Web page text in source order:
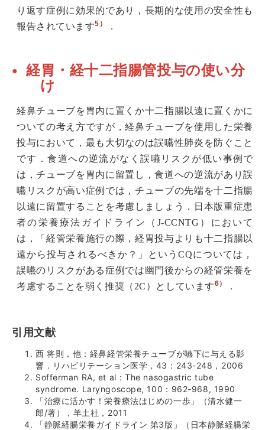
り返す症例に効果的であり，長期的な使用の安全性も
報告されています5） ．
経胃・経十二指腸管投与の使い分
け
経鼻チューブを胃内に置くか十二指腸以遠に置くかに
ついての考え方ですが，経鼻チューブを使用した栄養
投与において，最も大切なのは誤嚥性肺炎を防ぐこと
です．食道への逆流がなく誤嚥リスクが低い事例で
は，チューブを胃内に留置し，食道への逆流があり誤
嚥リスクが高い症例では，チューブの先端を十二指腸
以遠に留置することを考慮しましょう．日本版重症患
者の栄養療法ガイドライン（J-CCNTG）において
は，「経管栄養施行の際，経胃投与よりも十二指腸以
遠から投与されるべきか？」というCQについては，
誤嚥のリスクがある症例では幽門後からの経管栄養を
考慮することを弱く推奨（2C）としています6） ．
引用文献
西 将則，他：経鼻経管栄養チューブが嚥下に与える影
響．リハビリテーション医学，43：243-248，2006
Sofferman RA, et al：The nasogastric tube
syndrome. Laryngoscope, 100：962-968, 1990
「治療に活かす！栄養療法はじめの一歩」（清水健一
郎/著），羊土社，2011
「静脈経腸栄養ガイドライン 第3版」（日本静脈経腸栄